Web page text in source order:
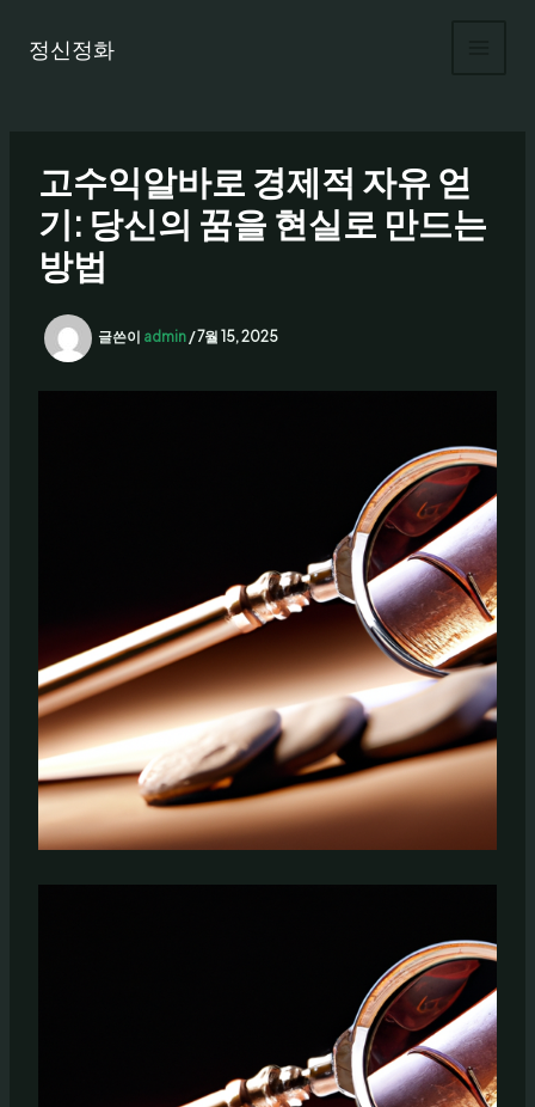
정신정화
고수익알바로 경제적 자유 얻
기: 당신의 꿈을 현실로 만드는
방법
글쓴이 admin/7월 15, 2025